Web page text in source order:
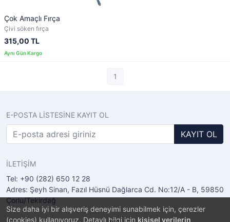
Size daha iyi bir alışveriş deneyimi sunabilmek için, çerezler
(cookies) kullanıyoruz. Detaylı bilgi için kişisel verilerin
Çok Amaçlı Fırça
Çivi söken fırça
315,00 TL
1
E-POSTA LİSTESİNE KAYIT OL
KAYIT OL
İLETİŞİM
Tel: +90 (282) 650 12 28
Adres: Şeyh Sinan, Fazıl Hüsnü Dağlarca Cd. No:12/A - B, 59850
Çorlu/Tekirdağ